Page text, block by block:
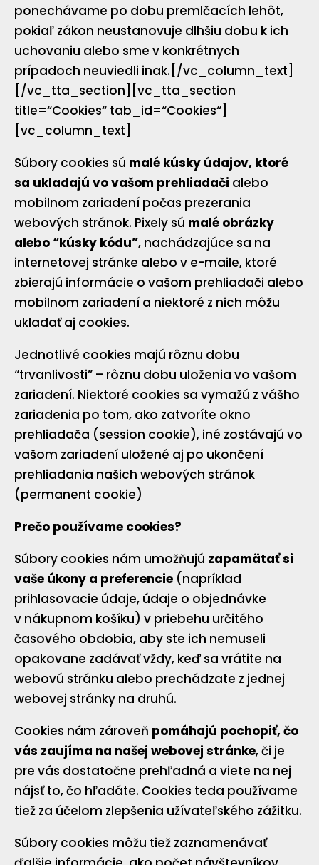
ponechávame po dobu premlčacích lehôt,
pokiaľ zákon neustanovuje dlhšiu dobu k ich
uchovaniu alebo sme v konkrétnych
prípadoch neuviedli inak.[/vc_column_text]
[/vc_tta_section][vc_tta_section
title=“Cookies“ tab_id=“Cookies“]
[vc_column_text]
Súbory cookies sú malé kúsky údajov, ktoré
sa ukladajú vo vašom prehliadači alebo
mobilnom zariadení počas prezerania
webových stránok. Pixely sú malé obrázky
alebo “kúsky kódu”, nachádzajúce sa na
internetovej stránke alebo v e-maile, ktoré
zbierajú informácie o vašom prehliadači alebo
mobilnom zariadení a niektoré z nich môžu
ukladať aj cookies.
Jednotlivé cookies majú rôznu dobu
“trvanlivosti” – rôznu dobu uloženia vo vašom
zariadení. Niektoré cookies sa vymažú z vášho
zariadenia po tom, ako zatvoríte okno
prehliadača (session cookie), iné zostávajú vo
vašom zariadení uložené aj po ukončení
prehliadania našich webových stránok
(permanent cookie)
Prečo používame cookies?
Súbory cookies nám umožňujú zapamätať si
vaše úkony a preferencie (napríklad
prihlasovacie údaje, údaje o objednávke
v nákupnom košíku) v priebehu určitého
časového obdobia, aby ste ich nemuseli
opakovane zadávať vždy, keď sa vrátite na
webovú stránku alebo prechádzate z jednej
webovej stránky na druhú.
Cookies nám zároveň pomáhajú pochopiť, čo
vás zaujíma na našej webovej stránke, či je
pre vás dostatočne prehľadná a viete na nej
nájsť to, čo hľadáte. Cookies teda používame
tiež za účelom zlepšenia užívateľského zážitku.
Súbory cookies môžu tiež zaznamenávať